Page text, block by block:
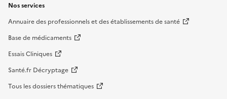
Nos services
Annuaire des professionnels et des établissements de santé
Base de médicaments
Essais Cliniques
Santé.fr Décryptage
Tous les dossiers thématiques